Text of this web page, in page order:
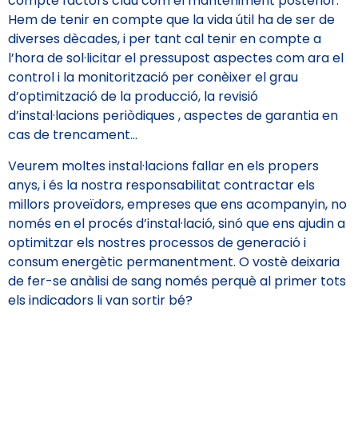
Hem de tenir en compte que la vida útil ha de ser de
diverses dècades, i per tant cal tenir en compte a
l’hora de sol·licitar el pressupost aspectes com ara el
control i la monitorització per conèixer el grau
d’optimització de la producció, la revisió
d’instal·lacions periòdiques , aspectes de garantia en
cas de trencament…
Veurem moltes instal·lacions fallar en els propers
anys, i és la nostra responsabilitat contractar els
millors proveïdors, empreses que ens acompanyin, no
només en el procés d’instal·lació, sinó que ens ajudin a
optimitzar els nostres processos de generació i
consum energètic permanentment. O vostè deixaria
de fer-se anàlisi de sang només perquè al primer tots
els indicadors li van sortir bé?